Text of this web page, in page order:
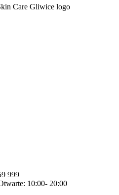
999
10:00- 20:00